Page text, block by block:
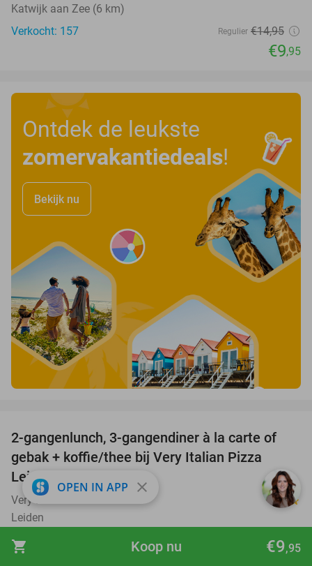
shopping_cart €9,95
Koop nu
Katwijk aan Zee (6 km)
Verkocht: 157
Regulier €14,95
€9,95
Ontdek de leukste
zomervakantiedeals!
Bekijk nu
38%
2-gangenlunch, 3-gangendiner à la carte of
gebak + koffie/thee bij Very Italian Pizza
Leiden
Very Italian Pizza Leiden 9.6star
Leiden
Verkocht: 1.217
€24,30
€14
OPEN IN APP close